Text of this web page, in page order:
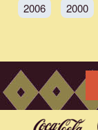
2006 2000